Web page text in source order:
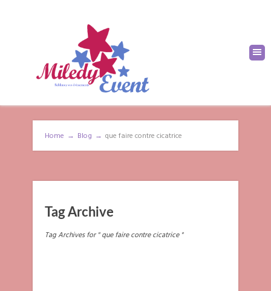
Home → Blog → que faire contre cicatrice
Tag Archive
Tag Archives for " que faire contre cicatrice "